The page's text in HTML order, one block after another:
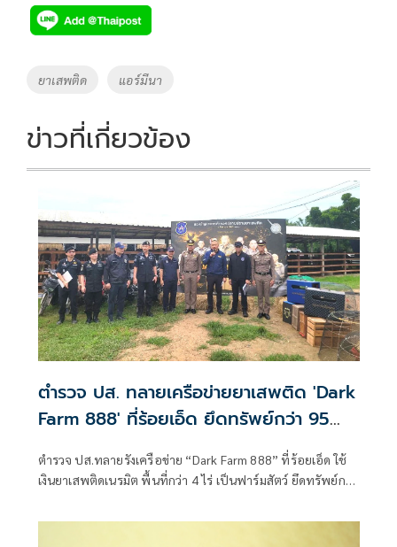
e
b
o
k
tt
er
p
y
Li
k
Tags
ยาเสพติด แอร์มีนา
ข่าวที่เกี่ยวข้อง
ตำรวจ ปส. ทลายเครือข่ายยาเสพติด 'Dark
Farm 888' ที่ร้อยเอ็ด ยึดทรัพย์กว่า 95
ตำรวจ ปส.ทลายรังเครือข่าย “Dark Farm 888” ที่ร้อยเอ็ด ใช้
เงินยาเสพติดเนรมิต พื้นที่กว่า 4 ไร่ เป็นฟาร์มสัตว์ ยึดทรัพย์กว่า